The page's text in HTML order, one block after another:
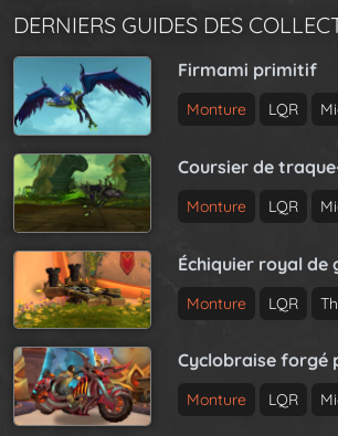
DERNIERS GUIDES DES
Firmami primitif
Monture LQR
Coursier de
Monture LQR
Échiquier royal
Monture LQR
Cyclobraise forgé
Monture LQR